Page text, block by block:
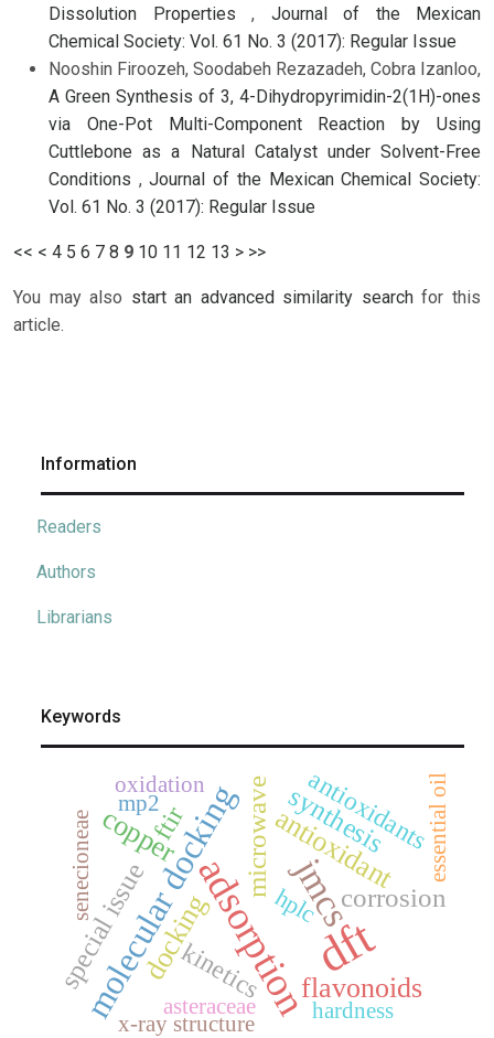
Dissolution Properties , Journal of the Mexican
Chemical Society: Vol. 61 No. 3 (2017): Regular Issue
Nooshin Firoozeh, Soodabeh Rezazadeh, Cobra Izanloo,
A Green Synthesis of 3, 4-Dihydropyrimidin-2(1H)-ones
via One-Pot Multi-Component Reaction by Using
Cuttlebone as a Natural Catalyst under Solvent-Free
Conditions ,Journal of the Mexican Chemical Society:
Vol. 61 No. 3 (2017): Regular Issue
<< < 4 5 6 7 8 9 10 11 12 13 > >>
You may also start an advanced similarity searchfor this
article.
Information
Readers
Authors
Librarians
Keywords
dft
adsorptionjmcs
molecular docking
copper antioxidant
flavonoids
docking
microwave
corrosion
synthesis
special issue kinetics
antioxidants
ftir
hplc
oxidation
asteraceae
senecioneae essential oil
x-ray structure hardness
mp2